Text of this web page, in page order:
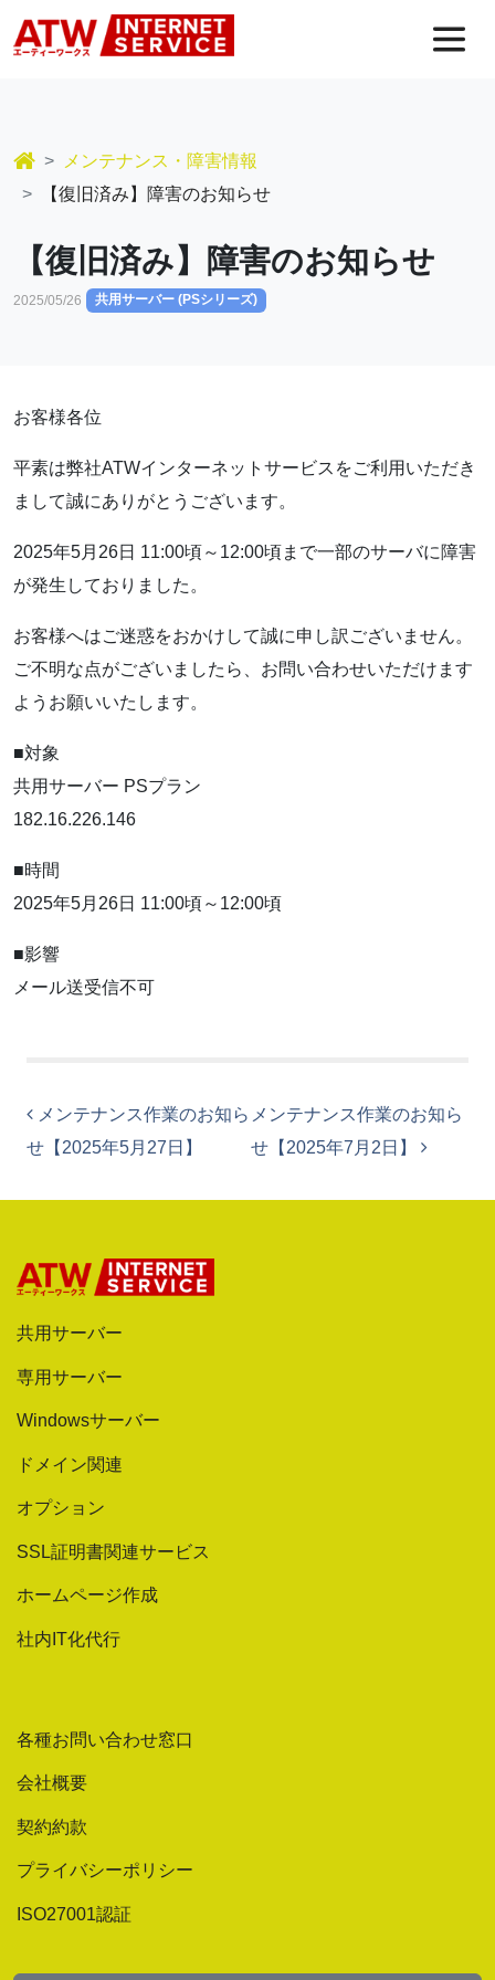
コンテンツへスキップ
メインナビゲーション
メンテナンス・障害情報
【復旧済み】障害のお知らせ
【復旧済み】障害のお知らせ
2025/05/26 共用サーバー (PSシリーズ)
お客様各位
平素は弊社ATWインターネットサービスをご利用いただき
まして誠にありがとうございます。
2025年5月26日 11:00頃～12:00頃まで一部のサーバに障害
が発生しておりました。
お客様へはご迷惑をおかけして誠に申し訳ございません。
ご不明な点がございましたら、お問い合わせいただけます
ようお願いいたします。
■対象
共用サーバー PSプラン
182.16.226.146
■時間
2025年5月26日 11:00頃～12:00頃
■影響
メール送受信不可
メンテナンス作業のお知ら
せ【2025年5月27日】
メンテナンス作業のお知ら
せ【2025年7月2日】
共用サーバー
専用サーバー
Windowsサーバー
ドメイン関連
オプション
SSL証明書関連サービス
ホームページ作成
社内IT化代行
各種お問い合わせ窓口
会社概要
契約約款
プライバシーポリシー
ISO27001認証